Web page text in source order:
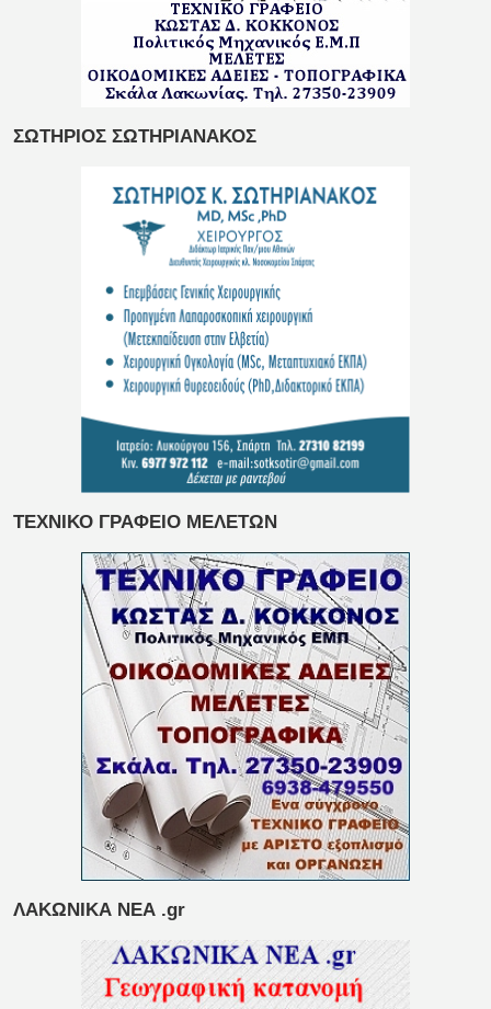
ΣΩΤΗΡΙΟΣ ΣΩΤΗΡΙΑΝΑΚΟΣ
ΤΕΧΝΙΚΟ ΓΡΑΦΕΙΟ ΜΕΛΕΤΩΝ
ΛΑΚΩΝΙΚΑ ΝΕΑ .gr